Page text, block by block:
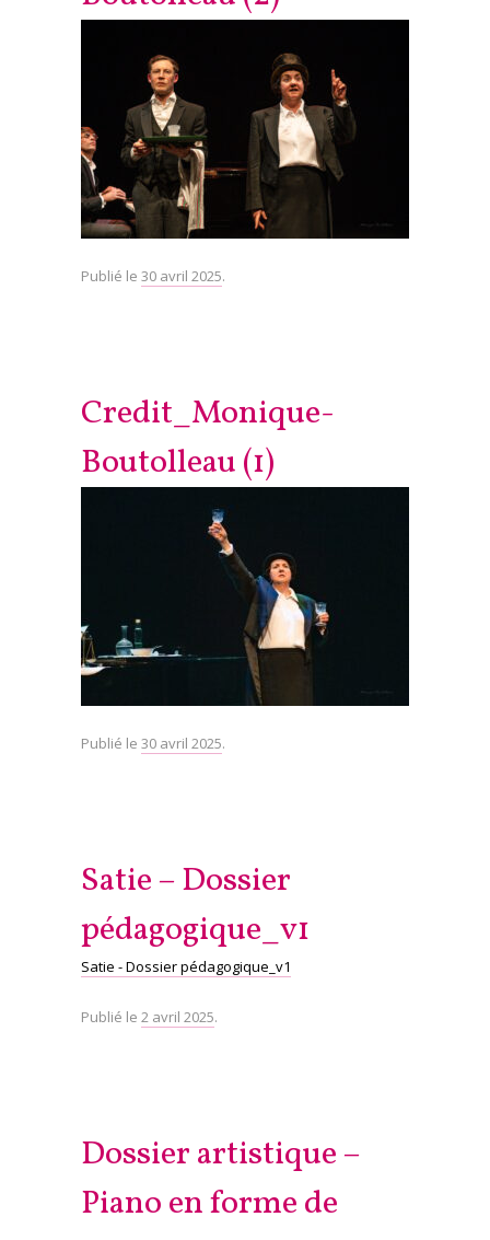
Publié le 30 avril 2025.
Credit_Monique-
Boutolleau (1)
Publié le 30 avril 2025.
Satie – Dossier
pédagogique_v1
Satie - Dossier pédagogique_v1
Publié le 2 avril 2025.
Dossier artistique –
Piano en forme de